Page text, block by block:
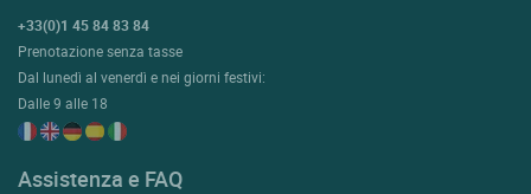
+33(0)1 45 84 83 84
Prenotazione senza tasse
Dal lunedì al venerdì e nei giorni festivi:
Dalle 9 alle 18
Assistenza e FAQ